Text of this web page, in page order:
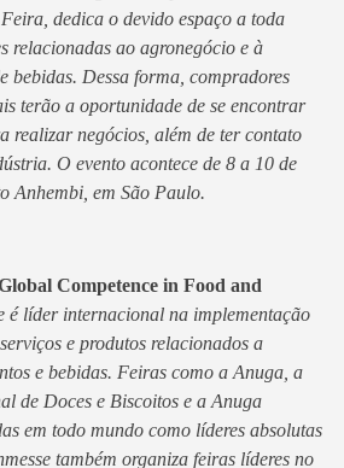
dedica o devido espaço a toda
relacionadas ao agronegócio e à
bebidas. Dessa forma, compradores
terão a oportunidade de se encontrar
realizar negócios, além de ter contato
O evento acontece de 8 a 10 de
Anhembi, em São Paulo.
Competence in Food and
é líder internacional na implementação
e produtos relacionados a
e bebidas. Feiras como a Anuga, a
de Doces e Biscoitos e a Anuga
em todo mundo como líderes absolutas
também organiza feiras líderes no